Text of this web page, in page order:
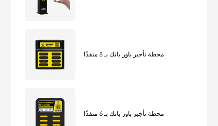
محطة تأجير باور بانك بـ 8 منفذًا
محطة تأجير باور بانك بـ 6 منفذًا